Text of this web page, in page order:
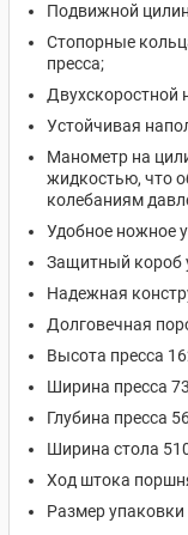
Подвижной
Стопорные
пресса;
Двухскоростной
Устойчивая
Манометр на
жидкостью, что
колебаниям
Удобное ножное
Защитный короб
Надежная
Долговечная
Высота пресса
Ширина пресса
Глубина пресса
Ширина стола
Ход штока
Размер